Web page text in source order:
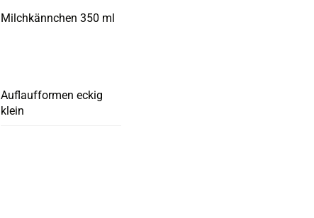
Milchkännchen 350 ml
Auflaufformen eckig
klein